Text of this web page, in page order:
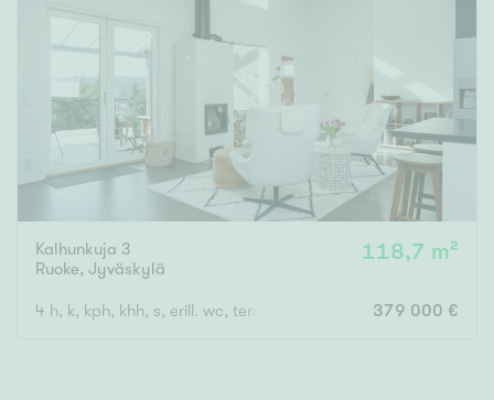
000 000 €
Pinta-ala
Kalhunkuja 3
Ruoke, Jyväskylä
118,7 m²
4 h, k, kph, khh, s, erill. wc, terassiparveke, autokatos
379 000 €